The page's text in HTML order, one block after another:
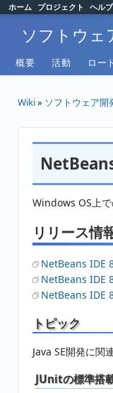
ホーム プロジェクト ヘルプ
ソフトウ
概要 活動 ロー
Wiki» ソフトウェア開
Windows OS上で
リリース情
NetBeans IDE
NetBeans IDE
NetBeans IDE
トピック
Java SE開発に関
JUnitの標準搭